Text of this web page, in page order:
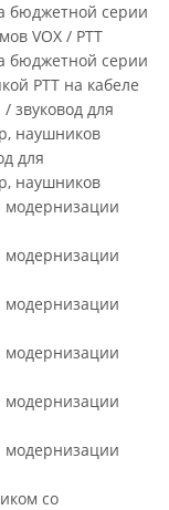
бюджетной серии
VOX / PTT
бюджетной серии
РТТ на кабеле
звуковод для
наушников
для
наушников
модернизации
модернизации
модернизации
модернизации
модернизации
модернизации
со